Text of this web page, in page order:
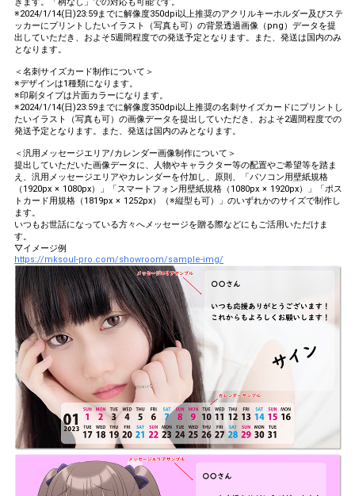
※2024/1/14(日)23:59までに解像度350dpi以上推奨のアクリルキーホルダー及びステ
ッカーにプリントしたいイラスト（写真も可）の背景透過画像（png）データを提
出していただき、およそ5週間程度での発送予定となります。また、発送は国内のみ
となります。
＜名刺サイズカード制作について＞
※デザインは1種類になります。
※印刷タイプは片面カラーになります。
※2024/1/14(日)23:59までに解像度350dpi以上推奨の名刺サイズカードにプリントし
たいイラスト（写真も可）の画像データを提出していただき、およそ2週間程度での
発送予定となります。また、発送は国内のみとなります。
＜汎用メッセージエリア/カレンダー画像制作について＞
提出していただいた画像データに、人物やキャラクター等の配置やご希望等を踏ま
え、汎用メッセージエリアやカレンダーを付加し、原則、「パソコン用壁紙規格
（1920px × 1080px）」「スマートフォン用壁紙規格（1080px × 1920px）」「ポス
トカード用規格（1819px × 1252px）（※縦型も可）」のいずれかのサイズで制作し
ます。
いつもお世話になっている方々へメッセージを贈る際などにもご活用いただけま
す。
▽イメージ例
https://mksoul-pro.com/showroom/sample-img/